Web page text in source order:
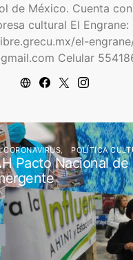
de México. Cuenta
cultural El Engrane:
el-
Celular
CORONAVIRUS POLÍTICA
Pacto Nacional de